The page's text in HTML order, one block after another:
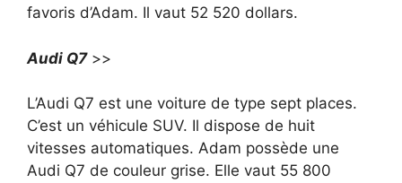
favoris d’Adam. Il vaut 52 520 dollars.
Audi Q7>>
L’Audi Q7 est une voiture de type sept places.
C’est un véhicule SUV. Il dispose de huit
vitesses automatiques. Adam possède une
Audi Q7 de couleur grise. Elle vaut 55 800